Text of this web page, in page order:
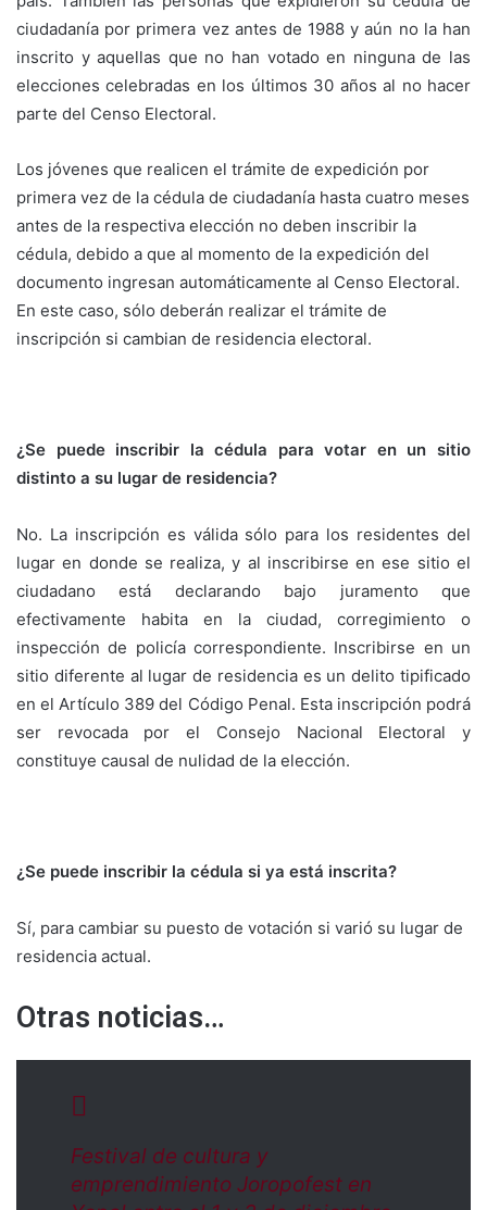
ciudadanía por primera vez antes de 1988 y aún no la han
inscrito y aquellas que no han votado en ninguna de las
elecciones celebradas en los últimos 30 años al no hacer
parte del Censo Electoral.
Los jóvenes que realicen el trámite de expedición por
primera vez de la cédula de ciudadanía hasta cuatro meses
antes de la respectiva elección no deben inscribir la
cédula, debido a que al momento de la expedición del
documento ingresan automáticamente al Censo Electoral.
En este caso, sólo deberán realizar el trámite de
inscripción si cambian de residencia electoral.
¿Se puede inscribir la cédula para votar en un sitio
distinto a su lugar de residencia?
No. La inscripción es válida sólo para los residentes del
lugar en donde se realiza, y al inscribirse en ese sitio el
ciudadano está declarando bajo juramento que
efectivamente habita en la ciudad, corregimiento o
inspección de policía correspondiente. Inscribirse en un
sitio diferente al lugar de residencia es un delito tipificado
en el Artículo 389 del Código Penal. Esta inscripción podrá
ser revocada por el Consejo Nacional Electoral y
constituye causal de nulidad de la elección.
¿Se puede inscribir la cédula si ya está inscrita?
Sí, para cambiar su puesto de votación si varió su lugar de
residencia actual.
Otras noticias…
Festival de cultura y
emprendimiento Joropofest en